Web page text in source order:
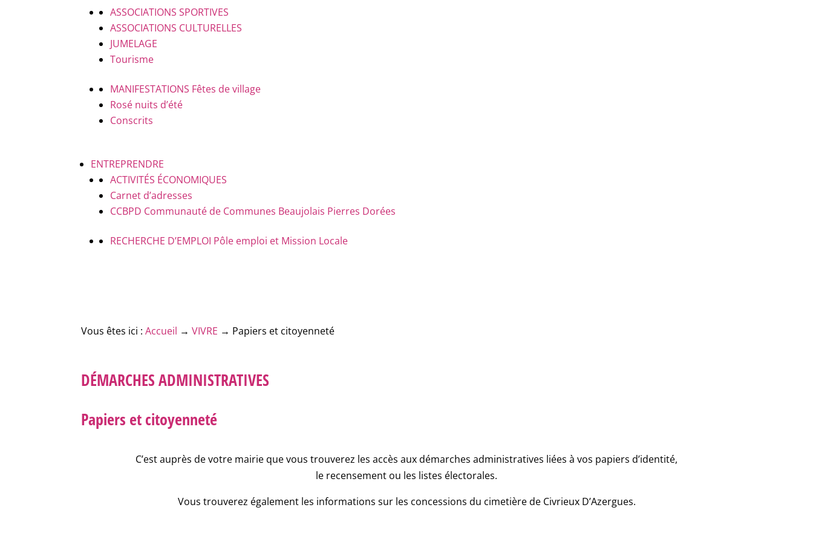
ASSOCIATIONS SPORTIVES
ASSOCIATIONS CULTURELLES
JUMELAGE
Tourisme
MANIFESTATIONS Fêtes de village
Rosé nuits d’été
Conscrits
ENTREPRENDRE
ACTIVITÉS ÉCONOMIQUES
Carnet d’adresses
CCBPD Communauté de Communes Beaujolais Pierres Dorées
RECHERCHE D’EMPLOI Pôle emploi et Mission Locale
Vous êtes ici :Accueil →VIVRE → Papiers et citoyenneté
DÉMARCHES ADMINISTRATIVES
Papiers et citoyenneté
C’est auprès de votre mairie que vous trouverez les accès aux démarches administratives liées à vos papiers d’identité,
le recensement ou les listes électorales.
Vous trouverez également les informations sur les concessions du cimetière de Civrieux D’Azergues.